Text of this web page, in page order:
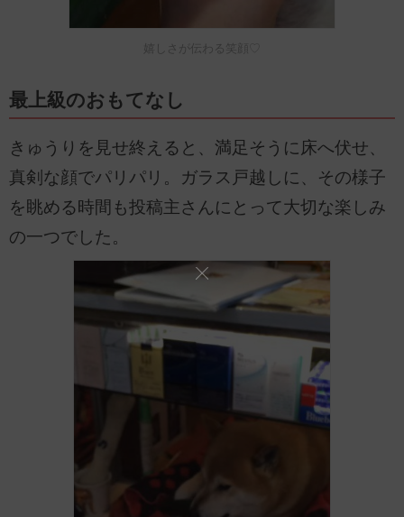
嬉しさが伝わる笑顔♡
最上級のおもてなし
きゅうりを見せ終えると、満足そうに床へ伏せ、
真剣な顔でパリパリ。ガラス戸越しに、その様子
を眺める時間も投稿主さんにとって大切な楽しみ
の一つでした。